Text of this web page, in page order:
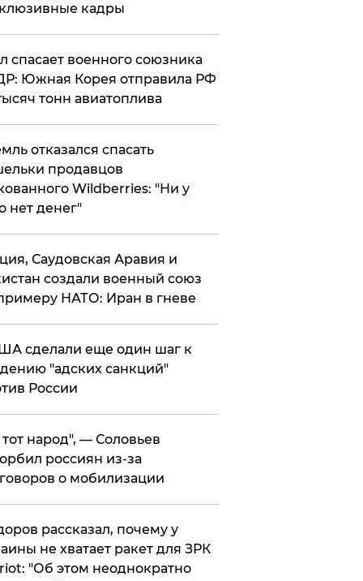
кадры
спасает военного союзника
Южная Корея отправила РФ
тонн авиатоплива
отказался спасать
продавцов
Wildberries: "Ни у
нет денег"
Саудовская Аравия и
создали военный союз
НАТО: Иран в гневе
сделали еще один шаг к
"адских санкций"
России
народ", — Соловьев
россиян из-за
о мобилизации
рассказал, почему у
не хватает ракет для ЗРК
"Об этом неоднократно